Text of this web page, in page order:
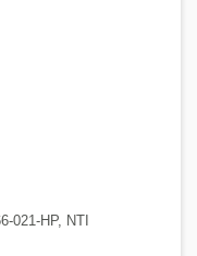
021-HP, NTI